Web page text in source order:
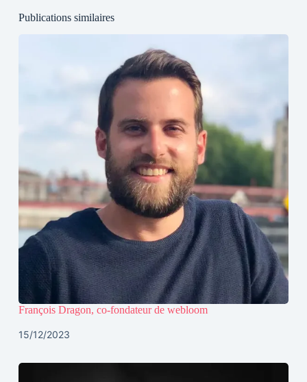
Publications similaires
François Dragon, co-fondateur de webloom
15/12/2023